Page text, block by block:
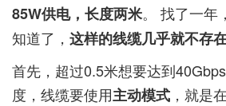
85W供电，长度两米。 找了一年
知道了， 这样的线缆几乎就不存在
首先，超过0.5米想要达到
度，线缆要使用主动模式 ，就是